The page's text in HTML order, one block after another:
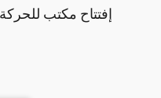
إفتتاح مكتب